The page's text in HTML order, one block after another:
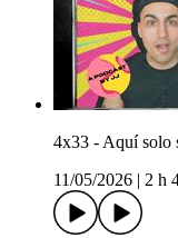
4x33 - Aquí solo
11/05/2026
2 h